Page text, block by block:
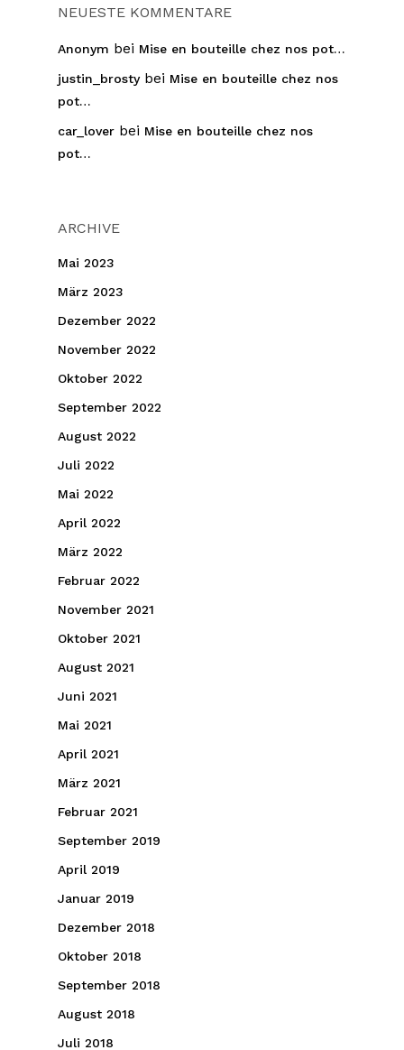
NEUESTE KOMMENTARE
Anonym bei Mise en bouteille chez nos pot…
justin_brostybei Mise en bouteille chez nos
pot…
car_lover bei Mise en bouteille chez nos
pot…
ARCHIVE
Mai 2023
März 2023
Dezember 2022
November 2022
Oktober 2022
September 2022
August 2022
Juli 2022
Mai 2022
April 2022
März 2022
Februar 2022
November 2021
Oktober 2021
August 2021
Juni 2021
Mai 2021
April 2021
März 2021
Februar 2021
September 2019
April 2019
Januar 2019
Dezember 2018
Oktober 2018
September 2018
August 2018
Juli 2018